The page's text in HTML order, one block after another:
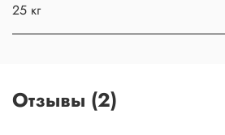
25 кг
Отзывы (2)